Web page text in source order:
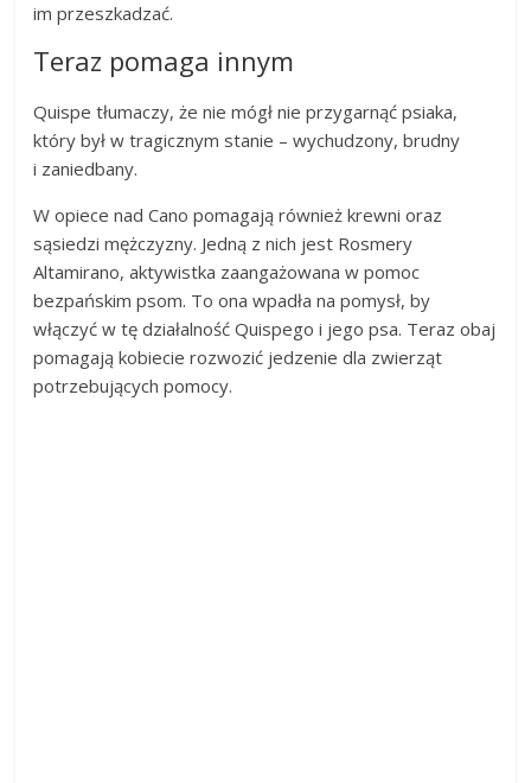
im przeszkadzać.
Teraz pomaga innym
Quispe tłumaczy, że nie mógł nie przygarnąć psiaka,
który był w tragicznym stanie – wychudzony, brudny
i zaniedbany.
W opiece nad Cano pomagają również krewni oraz
sąsiedzi mężczyzny. Jedną z nich jest Rosmery
Altamirano, aktywistka zaangażowana w pomoc
bezpańskim psom. To ona wpadła na pomysł, by
włączyć w tę działalność Quispego i jego psa. Teraz obaj
pomagają kobiecie rozwozić jedzenie dla zwierząt
potrzebujących pomocy.